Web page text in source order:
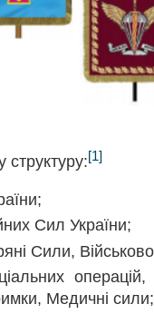
структуру:[1]
Сил України;
Сили,
операцій,
Медичні сили;